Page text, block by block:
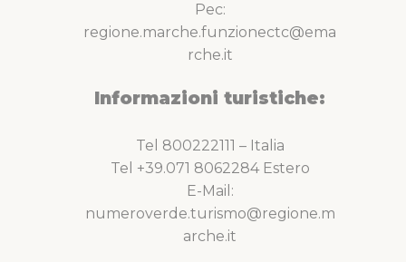
Pec:
regione.marche.funzionectc@ema
rche.it
Informazioni turistiche:
Tel 800222111 – Italia
Tel +39.071 8062284 Estero
E-Mail:
numeroverde.turismo@regione.m
arche.it